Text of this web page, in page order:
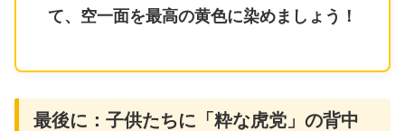
て、空一面を最高の黄色に染めましょう！
最後に：子供たちに「粋な虎党」の背中